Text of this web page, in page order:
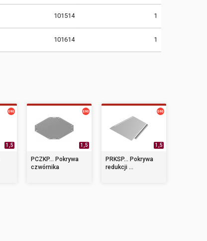
101514 1
101614 1
1,5 1,5
PCZKP... Pokrywa
czwórnika
1,5
PRKSP... Pokrywa
redukcji ...